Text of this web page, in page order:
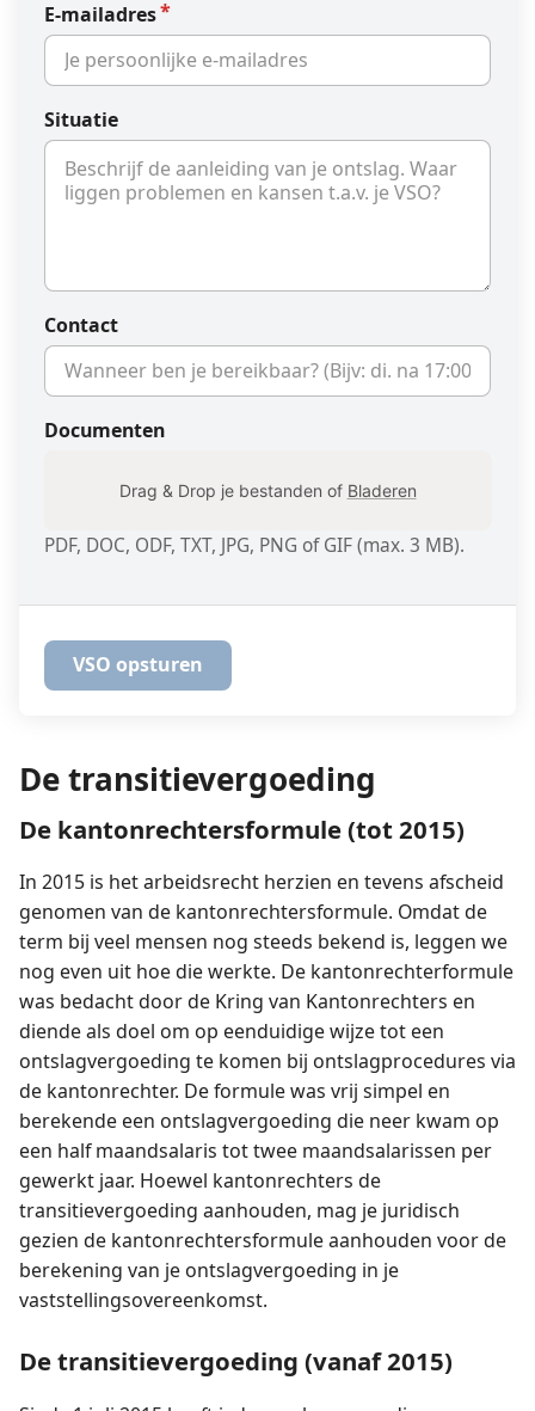
E-mailadres
Situatie
Contact
Documenten
Drag & Drop je bestanden of Bladeren
PDF, DOC, ODF, TXT, JPG, PNG of GIF (max. 3 MB).
De transitievergoeding
De kantonrechtersformule (tot 2015)
In 2015 is het arbeidsrecht herzien en tevens afscheid
genomen van de kantonrechtersformule. Omdat de
term bij veel mensen nog steeds bekend is, leggen we
nog even uit hoe die werkte. De kantonrechterformule
was bedacht door de Kring van Kantonrechters en
diende als doel om op eenduidige wijze tot een
ontslagvergoeding te komen bij ontslagprocedures via
de kantonrechter. De formule was vrij simpel en
berekende een ontslagvergoeding die neer kwam op
een half maandsalaris tot twee maandsalarissen per
gewerkt jaar. Hoewel kantonrechters de
transitievergoeding aanhouden, mag je juridisch
gezien de kantonrechtersformule aanhouden voor de
berekening van je ontslagvergoeding in je
vaststellings­overeenkomst.
De transitievergoeding (vanaf 2015)